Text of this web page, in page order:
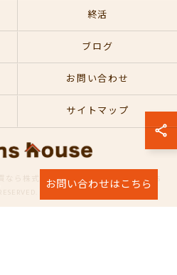
お問い合わせはこちら
終活
ブログ
お問い合わせ
サイトマップ
ら株式会社コリンズハウス ALL RIGHTS